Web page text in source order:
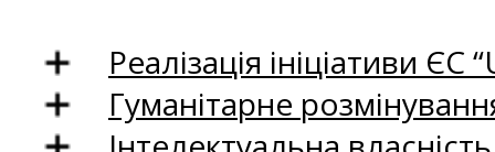
Реалізація ініціативи ЄС
Гуманітарне